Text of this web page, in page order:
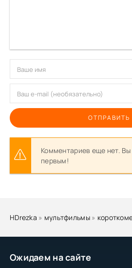
Ожидаем на сайте
ОТПРАВИТЬ
Комментариев еще нет.
первым!
HDrezka » мультфильмы»